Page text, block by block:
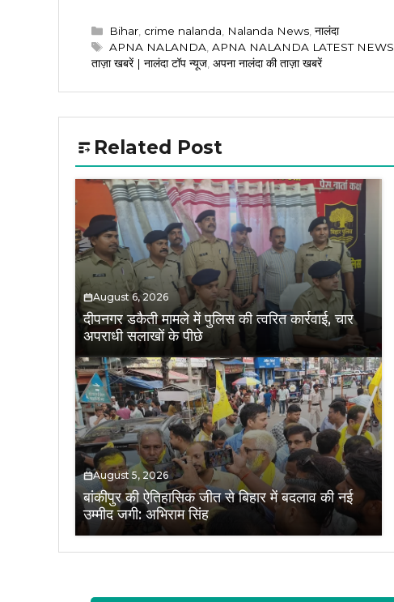
Categories
Bihar, crime nalanda, Nalanda News, नालंदा
Tags
APNA NALANDA, APNA NALANDA LATEST NEWS
ताज़ा खबरें | नालंदा टॉप न्यूज, अपना नालंदा की ताज़ा खबरें
Related Post
August 6, 2026
दीपनगर डकैती मामले में पुलिस की त्वरित कार्रवाई, चार
अपराधी सलाखों के पीछे
August 5, 2026
बांकीपुर की ऐतिहासिक जीत से बिहार में बदलाव की नई
उम्मीद जगी: अभिराम सिंह